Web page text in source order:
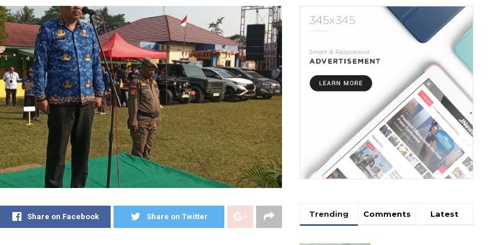
Share on Facebook Share on Twitter Trending Comments Latest